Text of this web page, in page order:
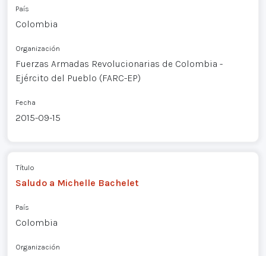
País
Colombia
Organización
Fuerzas Armadas Revolucionarias de Colombia -
Ejército del Pueblo (FARC-EP)
Fecha
2015-09-15
Título
Saludo a Michelle Bachelet
País
Colombia
Organización